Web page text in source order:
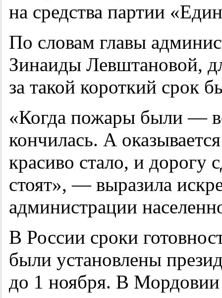
на средства партии
По словам главы
Зинаиды Левштановой,
за такой короткий срок
«Когда пожары были —
кончилась. А
красиво стало, и
стоят», — выразила
администрации
В России сроки
были установлены
до 1 ноября. В Мордовии